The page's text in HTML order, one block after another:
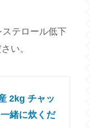
テロール低下
い。
2kg チャッ
緒に炊くだ